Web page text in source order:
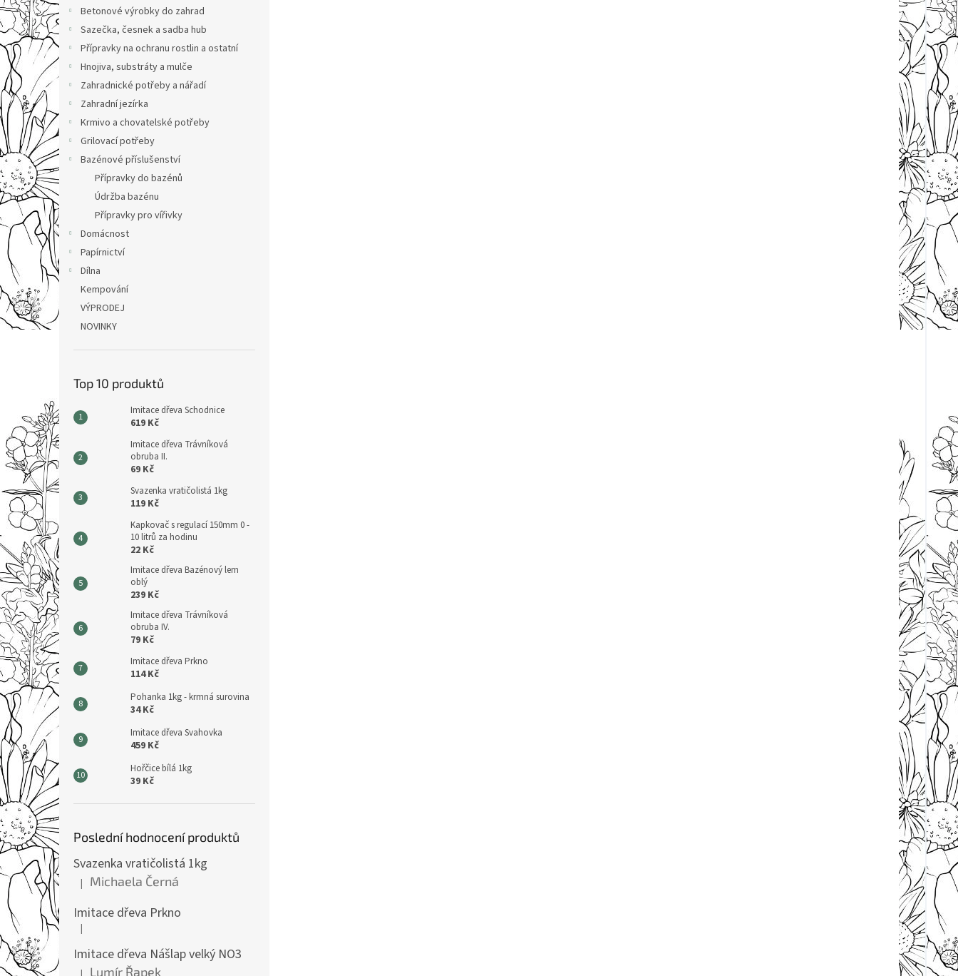
n
e
l
Betonové výrobky do zahrad
Sazečka, česnek a sadba hub
Přípravky na ochranu rostlin a ostatní
Hnojiva, substráty a mulče
Zahradnické potřeby a nářadí
Zahradní jezírka
Krmivo a chovatelské potřeby
Grilovací potřeby
Bazénové příslušenství
Přípravky do bazénů
Údržba bazénu
Přípravky pro vířivky
Domácnost
Papírnictví
Dílna
Kempování
VÝPRODEJ
NOVINKY
Top 10 produktů
Imitace dřeva Schodnice
619 Kč
Imitace dřeva Trávníková
obruba II.
69 Kč
Svazenka vratičolistá 1kg
119 Kč
Kapkovač s regulací 150mm 0 -
10 litrů za hodinu
22 Kč
Imitace dřeva Bazénový lem
oblý
239 Kč
Imitace dřeva Trávníková
obruba IV.
79 Kč
Imitace dřeva Prkno
114 Kč
Pohanka 1kg - krmná surovina
34 Kč
Imitace dřeva Svahovka
459 Kč
Hořčice bílá 1kg
39 Kč
Poslední hodnocení produktů
Svazenka vratičolistá 1kg
Hodnocení produktu je 5 z 5 hvězdiček.
| Michaela Černá
Imitace dřeva Prkno
Hodnocení produktu je 5 z 5 hvězdiček.
|
Imitace dřeva Nášlap velký NO3
Lumír Řapek